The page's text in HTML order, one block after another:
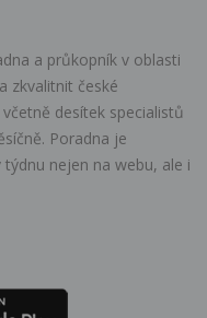
a průkopník v oblasti
zkvalitnit české
desítek specialistů
Poradna je
nejen na webu, ale i